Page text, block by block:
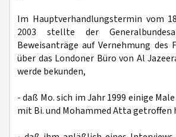
Im Hauptverhandlungstermin vom
2003 stellte der
Beweisanträge auf Vernehmung des
über das Londoner Büro von Al
werde bekunden,
- daß Mo. sich im Jahr 1999 einige
mit Bi. und Mohammed Atta getroffen